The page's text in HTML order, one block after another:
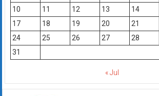
10
11 12 13 14
17
18 19 20 21
24
25 26 27 28
31
« Jul